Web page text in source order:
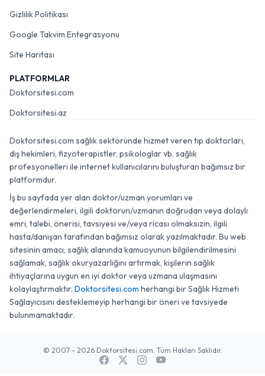
Gizlilik Politikası
Google Takvim Entegrasyonu
Site Haritası
PLATFORMLAR
Doktorsitesi.com
Doktorsitesi.az
Doktorsitesi.com sağlık sektöründe hizmet veren tıp doktorları,
diş hekimleri, fizyoterapistler, psikologlar vb. sağlık
profesyonelleri ile internet kullanıcılarını buluşturan bağımsız bir
platformdur.
İş bu sayfada yer alan doktor/uzman yorumları ve
değerlendirmeleri, ilgili doktorun/uzmanın doğrudan veya dolaylı
emri, talebi, önerisi, tavsiyesi ve/veya ricası olmaksızın, ilgili
hasta/danışan tarafından bağımsız olarak yazılmaktadır. Bu web
sitesinin amacı, sağlık alanında kamuoyunun bilgilendirilmesini
sağlamak, sağlık okuryazarlığını artırmak, kişilerin sağlık
ihtiyaçlarına uygun en iyi doktor veya uzmana ulaşmasını
kolaylaştırmaktır. Doktorsitesi.com herhangi bir Sağlık Hizmeti
Sağlayıcısını desteklemeyip herhangi bir öneri ve tavsiyede
bulunmamaktadır.
© 2007 - 2026 Doktorsitesi.com. Tüm Hakları Saklıdır.